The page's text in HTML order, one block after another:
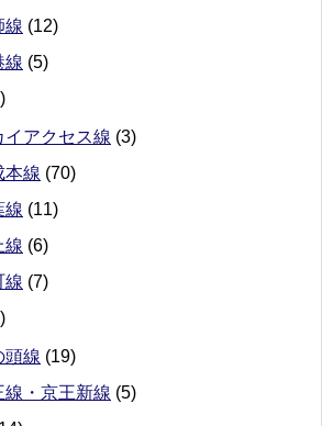
線 (12)
線 (5)
イアクセス線 (3)
本線 (70)
線 (11)
線 (6)
線 (7)
頭線 (19)
線・京王新線 (5)